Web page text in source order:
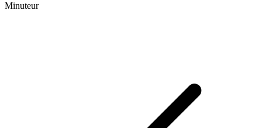
Minuteur